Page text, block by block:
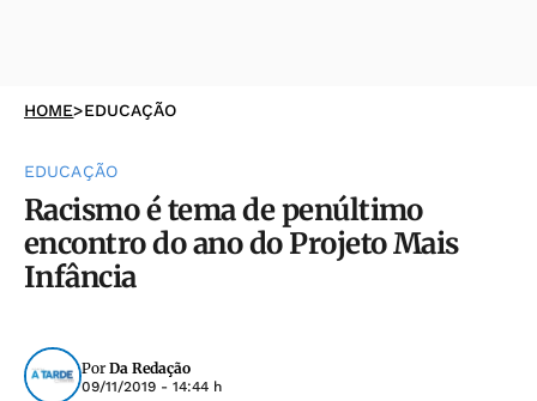
HOME>EDUCAÇÃO
EDUCAÇÃO
Racismo é tema de penúltimo
encontro do ano do Projeto Mais
Infância
Por Da Redação
09/11/2019 - 14:44 h